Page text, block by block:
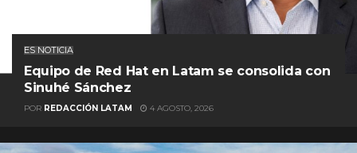
ES NOTICIA
Equipo de Red Hat en Latam se consolida con
Sinuhé Sánchez
POR REDACCIÓN LATAM 4 AGOSTO, 2026